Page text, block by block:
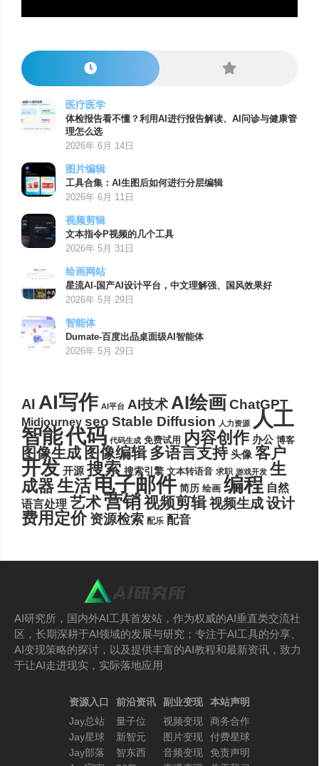
医疗医学
体检报告看不懂？利用AI进行报告解读、AI问诊与健康管
理怎么选
2026年 6月 14日
图片编辑
工具合集：AI生图后如何进行分层编辑
2026年 6月 11日
视频剪辑
文本指令P视频的几个工具
2026年 5月 31日
绘画网站
星流AI-国产AI设计平台，中文理解强、国风效果好
2026年 5月 29日
智能体
Dumate-百度出品桌面级AI智能体
2026年 5月 29日
AI AI写作 AI平台 AI技术AI绘画ChatGPT
Midjourney seo Stable Diffusion 人力资源 人工
智能代码 代码生成 免费试用 内容创作 办公 博客
图像生成 图像编辑 多语言支持 头像 客户
开发 开源 搜索 搜索引擎 文本转语音 求职 游戏开发 生
成器生活电子邮件 简历 绘画 编程 自然
语言处理 艺术营销视频剪辑视频生成设计
费用定价 资源检索 配乐 配音
AI研究所，国内外AI工具首发站，作为权威的AI垂直类交流社
区，长期深耕于AI领域的发展与研究；专注于AI工具的分享、
AI变现策略的探讨，以及提供丰富的AI教程和最新资讯，致力
于让AI走进现实，实际落地应用
资源入口
Jay总站
Jay星球
Jay部落
前沿资讯
量子位
新智元
智东西
副业变现
视频变现
图片变现
音频变现
本站声明
商务合作
付费星球
免责声明